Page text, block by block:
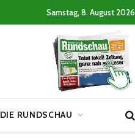
Samstag, 8. August 2026
DIE RUNDSCHAU